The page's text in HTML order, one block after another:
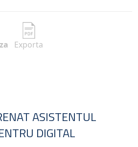
Exporta
ASISTENTUL
DIGITAL